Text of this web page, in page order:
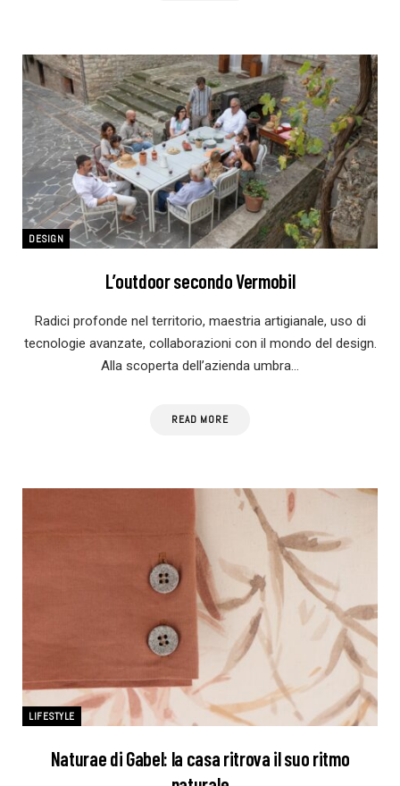
DESIGN
L’outdoor secondo Vermobil
Radici profonde nel territorio, maestria artigianale, uso di
tecnologie avanzate, collaborazioni con il mondo del design.
Alla scoperta dell’azienda umbra…
READ MORE
LIFESTYLE
Naturae di Gabel: la casa ritrova il suo ritmo